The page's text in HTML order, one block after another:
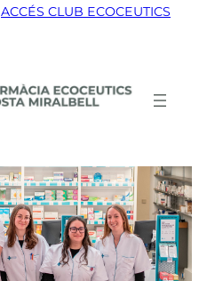
ACCÉS CLUB ECOCEUTICS